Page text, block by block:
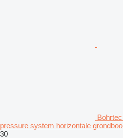
pressure system horizontale
30